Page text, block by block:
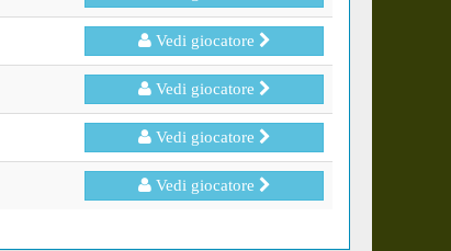
Vedi giocatore
Vedi giocatore
Vedi giocatore
Vedi giocatore